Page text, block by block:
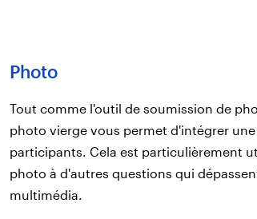
Photo
Tout comme l'outil de soumission de
photo vierge vous permet d'intégrer
participants. Cela est particulièrement
photo à d'autres questions qui
multimédia.